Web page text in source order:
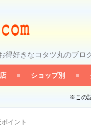
得好きなコタツ丸のブロ
ショップ別
※この
イント